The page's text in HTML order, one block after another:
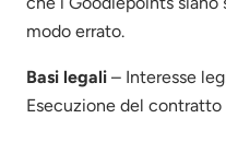
modo errato.
Basi legali – Interesse
Esecuzione del contratto